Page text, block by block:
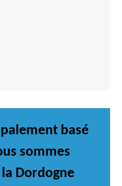
basé
sommes
Dordogne